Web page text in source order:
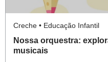
Creche • Educação Infantil
Nossa orquestra:
musicais